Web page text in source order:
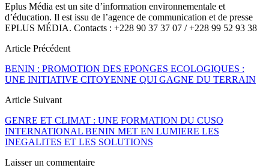
Eplus Média est un site d’information environnementale et
d’éducation. Il est issu de l’agence de communication et de presse
EPLUS MÉDIA. Contacts : +228 90 37 37 07 / +228 99 52 93 38
Article Précédent
BENIN : PROMOTION DES EPONGES ECOLOGIQUES :
UNE INITIATIVE CITOYENNE QUI GAGNE DU TERRAIN
Article Suivant
GENRE ET CLIMAT : UNE FORMATION DU CUSO
INTERNATIONAL BENIN MET EN LUMIERE LES
INEGALITES ET LES SOLUTIONS
Laisser un commentaire